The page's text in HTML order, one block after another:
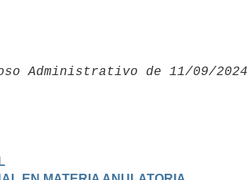
Administrativo de 11/09/2024